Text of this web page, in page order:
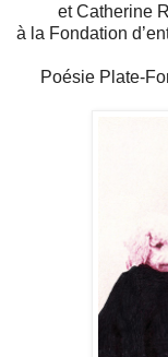
et Catherine
à la Fondation
Poésie Plate-